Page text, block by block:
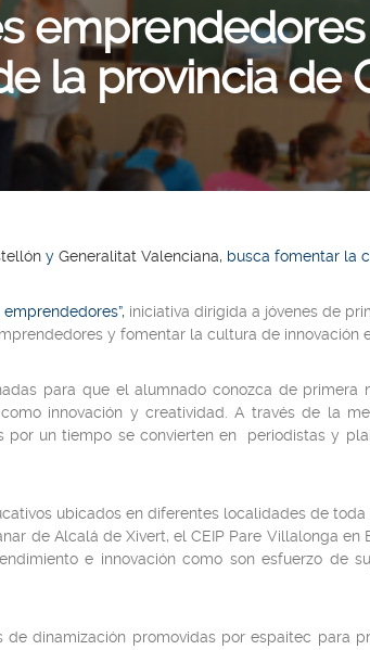
la provincia de
y Generalitat Valenciana, busca fomentar la
iniciativa dirigida a jóvenes de
y fomentar la cultura de innovación
para que el alumnado conozca de
innovación y creatividad. A través de la
un tiempo se convierten en periodistas y
ubicados en diferentes localidades de
de Alcalá de Xivert, el CEIP Pare Villalonga
e innovación como son esfuerzo de
dinamización promovidas por espaitec para